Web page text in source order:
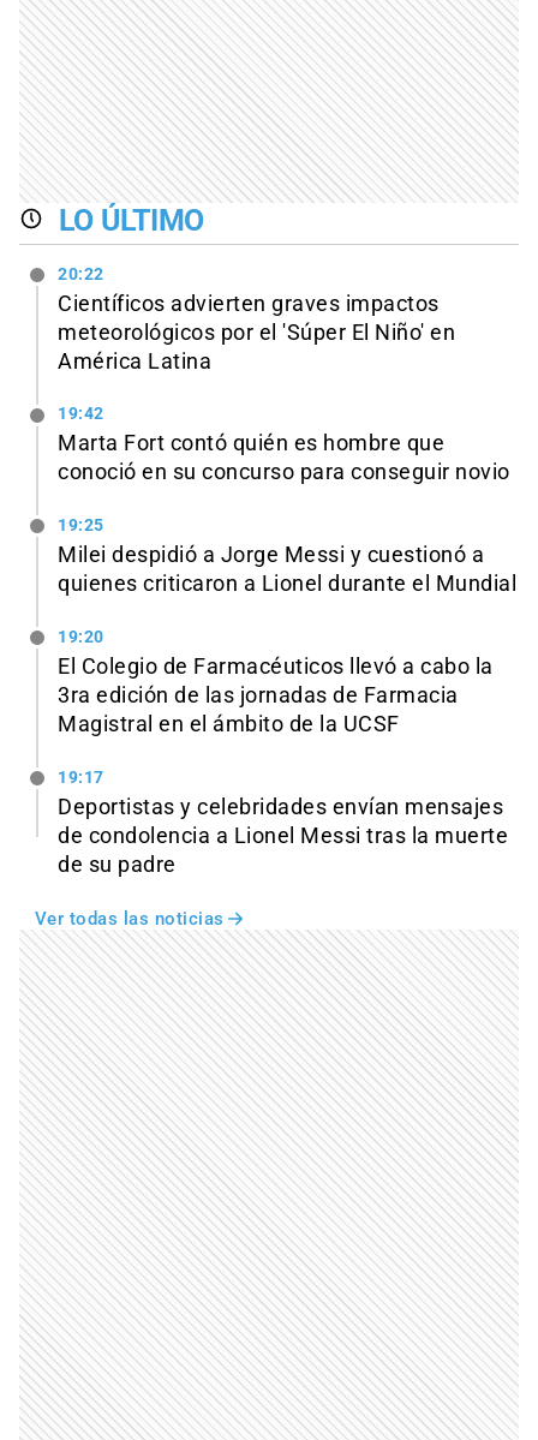
LO ÚLTIMO
20:22
Científicos advierten graves impactos
meteorológicos por el 'Súper El Niño' en
América Latina
19:42
Marta Fort contó quién es hombre que
conoció en su concurso para conseguir novio
19:25
Milei despidió a Jorge Messi y cuestionó a
quienes criticaron a Lionel durante el Mundial
19:20
El Colegio de Farmacéuticos llevó a cabo la
3ra edición de las jornadas de Farmacia
Magistral en el ámbito de la UCSF
19:17
Deportistas y celebridades envían mensajes
de condolencia a Lionel Messi tras la muerte
de su padre
Ver todas las noticias